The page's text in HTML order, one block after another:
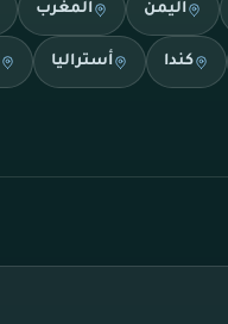
اليمن المغرب
كندا أستراليا